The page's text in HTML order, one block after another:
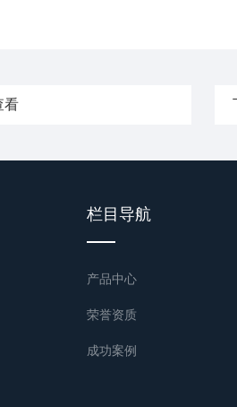
看
栏目导航
产品中心
荣誉资质
成功案例